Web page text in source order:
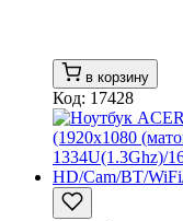
в корзину
Код: 17428